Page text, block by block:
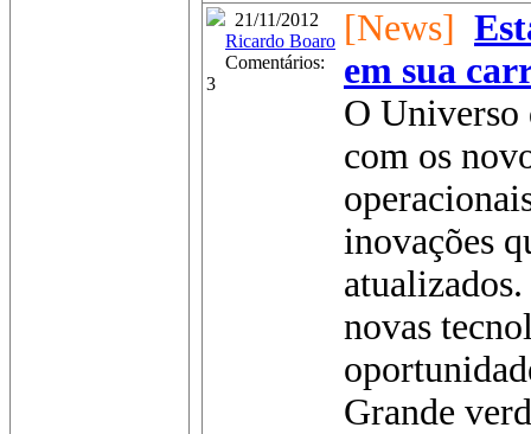
21/11/2012
Ricardo Boaro
Comentários:
3
[News]
em sua
O Universo
com os
inovações
novas
Grande